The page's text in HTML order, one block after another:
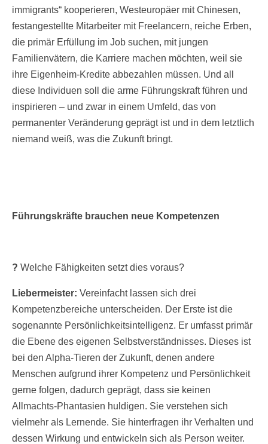
immigrants“ kooperieren, Westeuropäer mit Chinesen,
festangestellte Mitarbeiter mit Freelancern, reiche Erben,
die primär Erfüllung im Job suchen, mit jungen
Familienvätern, die Karriere machen möchten, weil sie
ihre Eigenheim-Kredite abbezahlen müssen. Und all
diese Individuen soll die arme Führungskraft führen und
inspirieren – und zwar in einem Umfeld, das von
permanenter Veränderung geprägt ist und in dem letztlich
niemand weiß, was die Zukunft bringt.
Führungskräfte brauchen neue Kompetenzen
? Welche Fähigkeiten setzt dies voraus?
Liebermeister: Vereinfacht lassen sich drei
Kompetenzbereiche unterscheiden. Der Erste ist die
sogenannte Persönlichkeitsintelligenz. Er umfasst primär
die Ebene des eigenen Selbstverständnisses. Dieses ist
bei den Alpha-Tieren der Zukunft, denen andere
Menschen aufgrund ihrer Kompetenz und Persönlichkeit
gerne folgen, dadurch geprägt, dass sie keinen
Allmachts-Phantasien huldigen. Sie verstehen sich
vielmehr als Lernende. Sie hinterfragen ihr Verhalten und
dessen Wirkung und entwickeln sich als Person weiter.